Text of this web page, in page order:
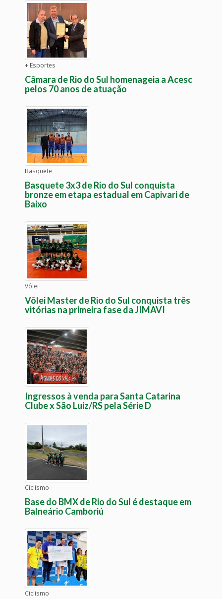
+ Esportes
Câmara de Rio do Sul homenageia a Acesc
pelos 70 anos de atuação
Basquete
Basquete 3x3 de Rio do Sul conquista
bronze em etapa estadual em Capivari de
Baixo
Vôlei
Vôlei Master de Rio do Sul conquista três
vitórias na primeira fase da JIMAVI
Ingressos à venda para Santa Catarina
Clube x São Luiz/RS pela Série D
Ciclismo
Base do BMX de Rio do Sul é destaque em
Balneário Camboriú
Ciclismo